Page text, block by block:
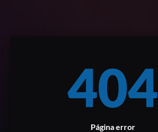
404
Página error